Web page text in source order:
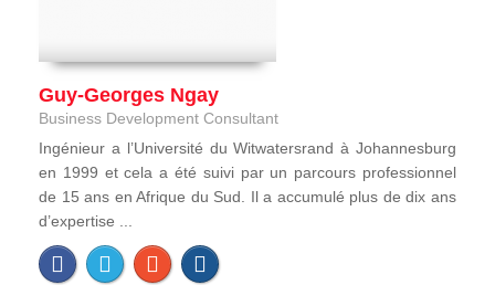
Guy-Georges Ngay
Business Development Consultant
Ingénieur a l’Université du Witwatersrand à Johannesburg
en 1999 et cela a été suivi par un parcours professionnel
de 15 ans en Afrique du Sud. Il a accumulé plus de dix ans
d’expertise ...